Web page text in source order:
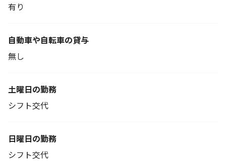
有り
自動車や自転車の貸与
無し
土曜日の勤務
シフト交代
日曜日の勤務
シフト交代